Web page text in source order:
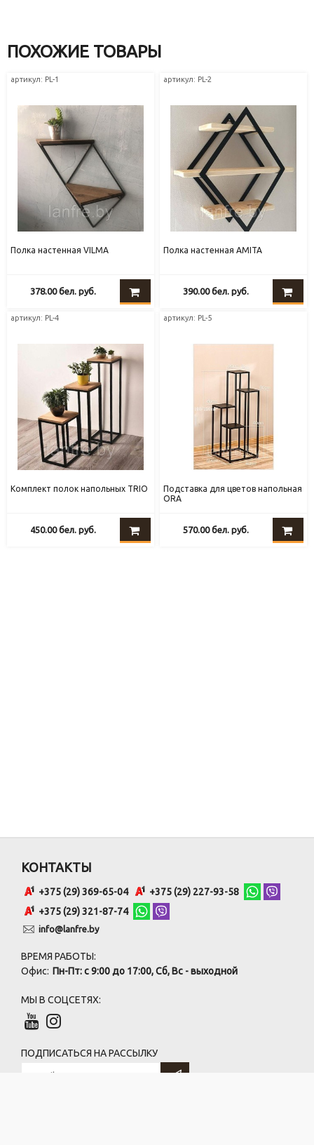
ПОХОЖИЕ ТОВАРЫ
артикул: PL-1
Полка настенная VILMA
378.00бел. руб.
артикул: PL-2
Полка настенная AMITA
390.00бел. руб.
артикул: PL-4
Комплект полок напольных TRIO
450.00бел. руб.
артикул: PL-5
Подставка для цветов напольная
ORA
570.00бел. руб.
КОНТАКТЫ
+375 (29) 369-65-04
+375 (29) 227-93-58
+375 (29) 321-87-74
info@lanfre.by
ВРЕМЯ РАБОТЫ:
Офис: Пн-Пт: с 9:00 до 17:00, Сб, Вс - выходной
МЫ В СОЦСЕТЯХ:
ПОДПИСАТЬСЯ НА РАССЫЛКУ